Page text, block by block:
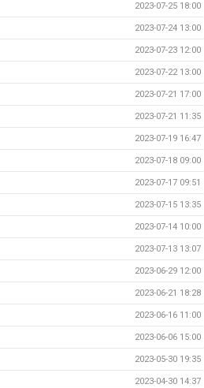
2023-07-25 18:00
2023-07-24 13:00
2023-07-23 12:00
2023-07-22 13:00
2023-07-21 17:00
2023-07-21 11:35
2023-07-19 16:47
2023-07-18 09:00
2023-07-17 09:51
2023-07-15 13:35
2023-07-14 10:00
2023-07-13 13:07
2023-06-29 12:00
2023-06-21 18:28
2023-06-16 11:00
2023-06-06 15:00
2023-05-30 19:35
2023-04-30 14:37